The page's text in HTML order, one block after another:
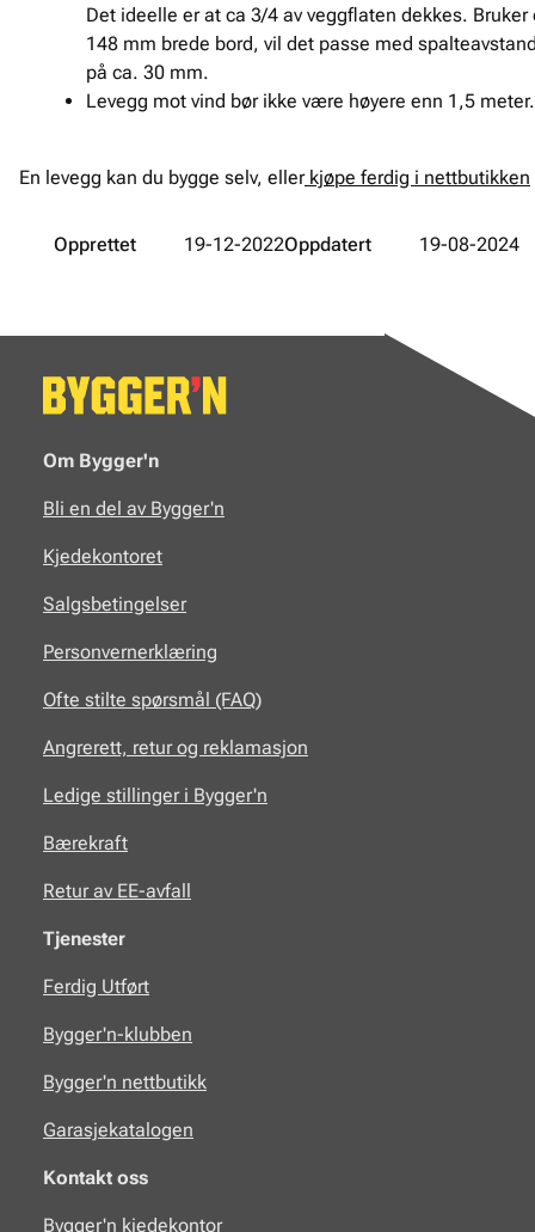
Det ideelle er at ca 3/4 av veggflaten dekkes. Bruker
148 mm brede bord, vil det passe med
på ca. 30 mm.
Levegg mot vind bør ikke være høyere enn 1,5 meter.
En levegg kan du bygge selv, ellerkjøpe ferdig i nettbutikken
Opprettet 19-12-2022Oppdatert 19-08-2024
Om Bygger'n
Bli en del av Bygger'n
Kjedekontoret
Salgsbetingelser
Personvernerklæring
Ofte stilte spørsmål (FAQ)
Angrerett, retur og reklamasjon
Ledige stillinger i Bygger'n
Bærekraft
Retur av EE-avfall
Tjenester
Ferdig Utført
Bygger'n-klubben
Bygger'n nettbutikk
Garasjekatalogen
Kontakt oss
Bygger'n kjedekontor